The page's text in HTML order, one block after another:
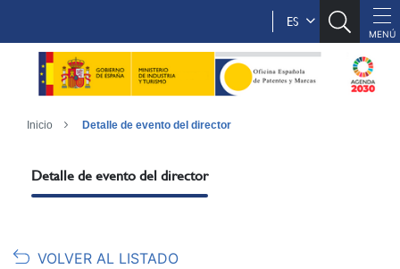
ES
Inicio Detalle de evento del director
Detalle de evento del director
VOLVER AL LISTADO